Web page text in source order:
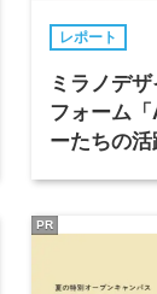
レポート
ミラノデ
フォーム
ーたちの活
PR